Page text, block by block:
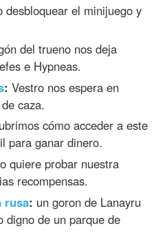
desbloquear el minijuego y
del trueno nos deja
e Hypneas.
: Vestro nos espera en
caza.
cómo acceder a este
para ganar dinero.
quiere probar nuestra
recompensas.
rusa: un goron de Lanayru
digno de un parque de